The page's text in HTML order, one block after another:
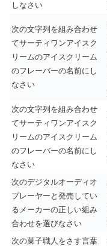
しなさい
次の文字列を組み合わせ
てサーティワンアイスク
リームのアイスクリーム
のフレーバーの名前にし
なさい
次の文字列を組み合わせ
てサーティワンアイスク
リームのアイスクリーム
のフレーバーの名前にし
なさい
次のデジタルオーディオ
プレーヤーと発売してい
るメーカーの正しい組み
合わせを選びなさい
次の菓子職人をさす言葉